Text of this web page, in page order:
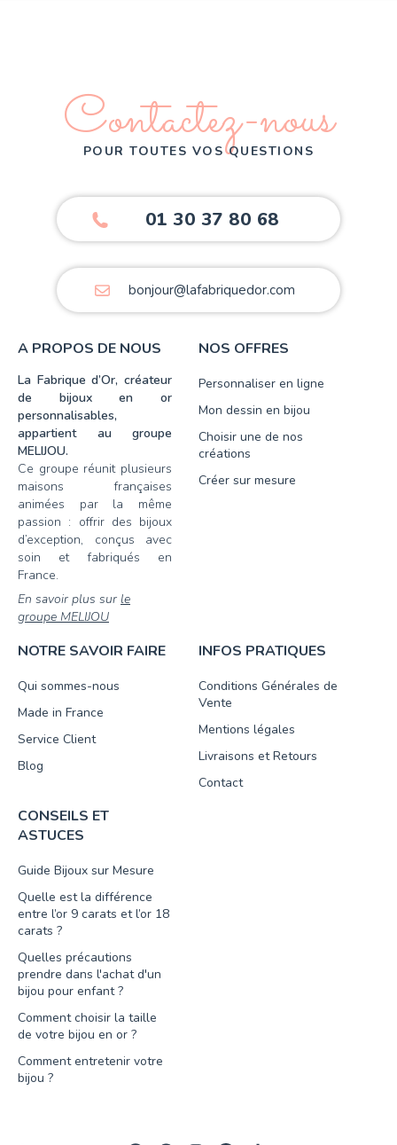
Contactez-nous
POUR TOUTES VOS QUESTIONS
01 30 37 80 68
bonjour@lafabriquedor.com
A PROPOS DE NOUS
La Fabrique d’Or, créateur
de bijoux en or
personnalisables,
appartient au groupe
MELIJOU.
Ce groupe réunit plusieurs
maisons françaises
animées par la même
passion : offrir des bijoux
d’exception, conçus avec
soin et fabriqués en
France.
En savoir plus sur le
groupe MELIJOU
NOS OFFRES
Personnaliser en ligne
Mon dessin en bijou
Choisir une de nos
créations
Créer sur mesure
NOTRE SAVOIR FAIRE
Qui sommes-nous
Made in France
Service Client
Blog
INFOS PRATIQUES
Conditions Générales de
Vente
Mentions légales
Livraisons et Retours
Contact
CONSEILS ET
ASTUCES
Guide Bijoux sur Mesure
Quelle est la différence
entre l’or 9 carats et l’or 18
carats ?
Quelles précautions
prendre dans l'achat d'un
bijou pour enfant ?
Comment choisir la taille
de votre bijou en or ?
Comment entretenir votre
bijou ?